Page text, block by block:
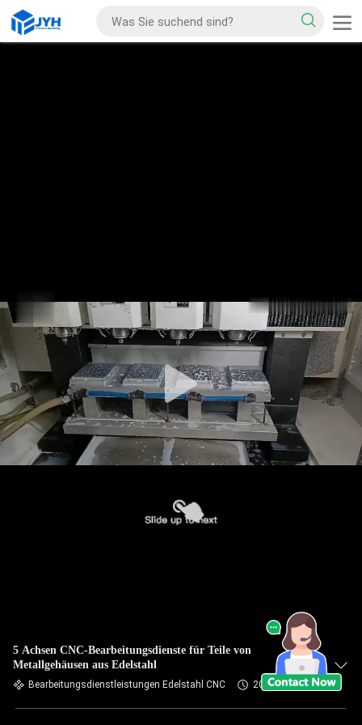
5 Achsen CNC-Bearbeitungsdienste für Teile von
Metallgehäusen aus Edelstahl
Bearbeitungsdienstleistungen Edelstahl CNC 2025-05-15